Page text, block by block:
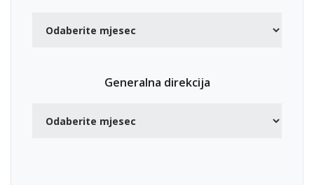
Generalna direkcija